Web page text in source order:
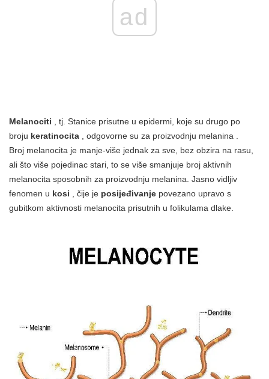
ad
Melanociti , tj. Stanice prisutne u epidermi, koje su drugo po
broju keratinocita , odgovorne su za proizvodnju melanina .
Broj melanocita je manje-više jednak za sve, bez obzira na rasu,
ali što više pojedinac stari, to se više smanjuje broj aktivnih
melanocita sposobnih za proizvodnju melanina. Jasno vidljiv
fenomen u kosi , čije je posijeđivanje povezano upravo s
gubitkom aktivnosti melanocita prisutnih u folikulama dlake.